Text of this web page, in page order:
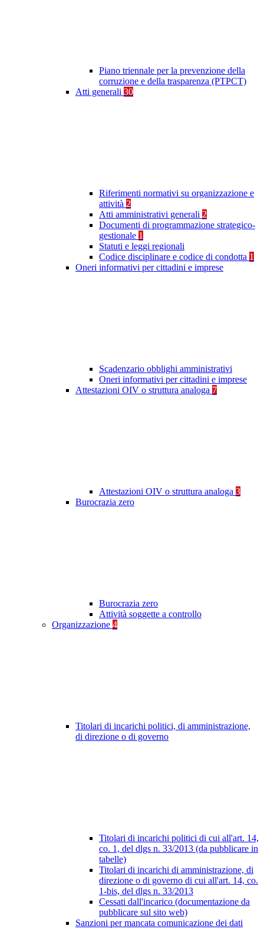
Piano triennale per la prevenzione della
corruzione e della trasparenza (PTPCT)
Atti generali 30
Riferimenti normativi su organizzazione e
attività 2
Atti amministrativi generali 2
Documenti di programmazione strategico-
gestionale 1
Statuti e leggi regionali
Codice disciplinare e codice di condotta 1
Oneri informativi per cittadini e imprese
Scadenzario obblighi amministrativi
Oneri informativi per cittadini e imprese
Attestazioni OIV o struttura analoga 7
Attestazioni OIV o struttura analoga 3
Burocrazia zero
Burocrazia zero
Attività soggette a controllo
Organizzazione 4
Titolari di incarichi politici, di amministrazione,
di direzione o di governo
Titolari di incarichi politici di cui all'art. 14,
co. 1, del dlgs n. 33/2013 (da pubblicare in
tabelle)
Titolari di incarichi di amministrazione, di
direzione o di governo di cui all'art. 14, co.
1-bis, del dlgs n. 33/2013
Cessati dall'incarico (documentazione da
pubblicare sul sito web)
Sanzioni per mancata comunicazione dei dati